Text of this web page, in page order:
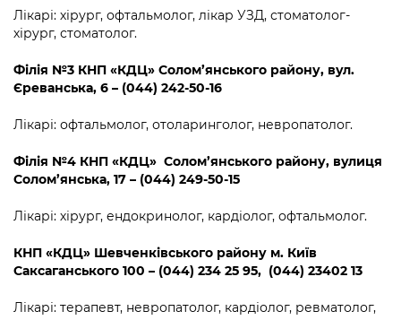
Лікарі: хірург, офтальмолог, лікар УЗД, стоматолог-
хірург, стоматолог.
Філія №3 КНП «КДЦ» Солом’янського району, вул.
Єреванська, 6 – (044) 242-50-16
Лікарі: офтальмолог, отоларинголог, невропатолог.
Філія №4 КНП «КДЦ» Солом’янського району, вулиця
Солом’янська, 17 – (044) 249-50-15
Лікарі: хірург, ендокринолог, кардіолог, офтальмолог.
КНП «КДЦ» Шевченківського району м. Київ
Саксаганського 100 – (044) 234 25 95, (044) 23402 13
Лікарі: терапевт, невропатолог, кардіолог, ревматолог,